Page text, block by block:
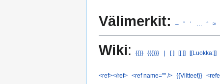
Välimerkit: – ” ’ ° ≈
Wiki: {{}} {{{}}} | [ ] [[ ]] [[Luokka:]]
<ref></ref> <ref name="" /> {{Viitteet}}